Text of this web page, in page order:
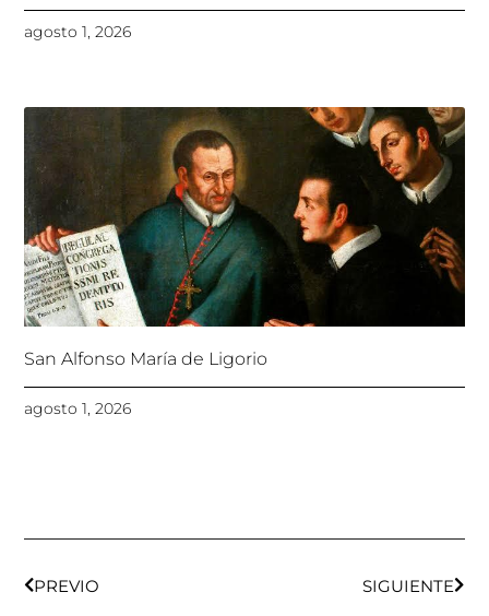
agosto 1, 2026
San Alfonso María de Ligorio
agosto 1, 2026
PREVIO SIGUIENTE